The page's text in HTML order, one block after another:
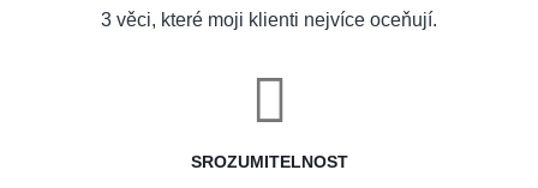
3 věci, které moji klienti nejvíce oceňují.
SROZUMITELNOST